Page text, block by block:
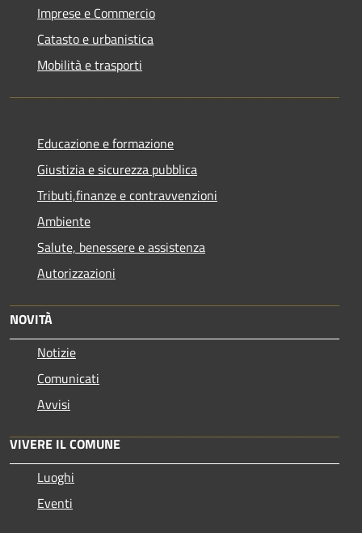
Imprese e Commercio
Catasto e urbanistica
Mobilità e trasporti
Educazione e formazione
Giustizia e sicurezza pubblica
Tributi,finanze e contravvenzioni
Ambiente
Salute, benessere e assistenza
Autorizzazioni
NOVITÀ
Notizie
Comunicati
Avvisi
VIVERE IL COMUNE
Luoghi
Eventi